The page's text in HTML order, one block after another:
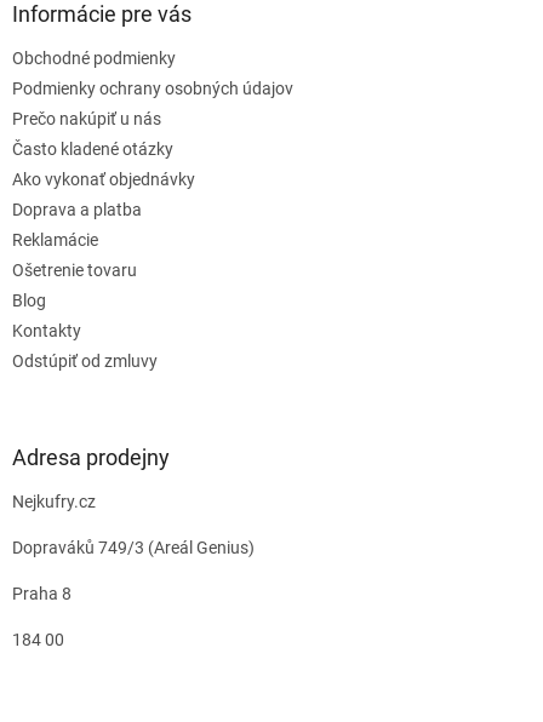
Informácie pre vás
Obchodné podmienky
Podmienky ochrany osobných údajov
Prečo nakúpiť u nás
Často kladené otázky
Ako vykonať objednávky
Doprava a platba
Reklamácie
Ošetrenie tovaru
Blog
Kontakty
Odstúpiť od zmluvy
Adresa prodejny
Nejkufry.cz
Dopraváků 749/3 (Areál Genius)
Praha 8
184 00